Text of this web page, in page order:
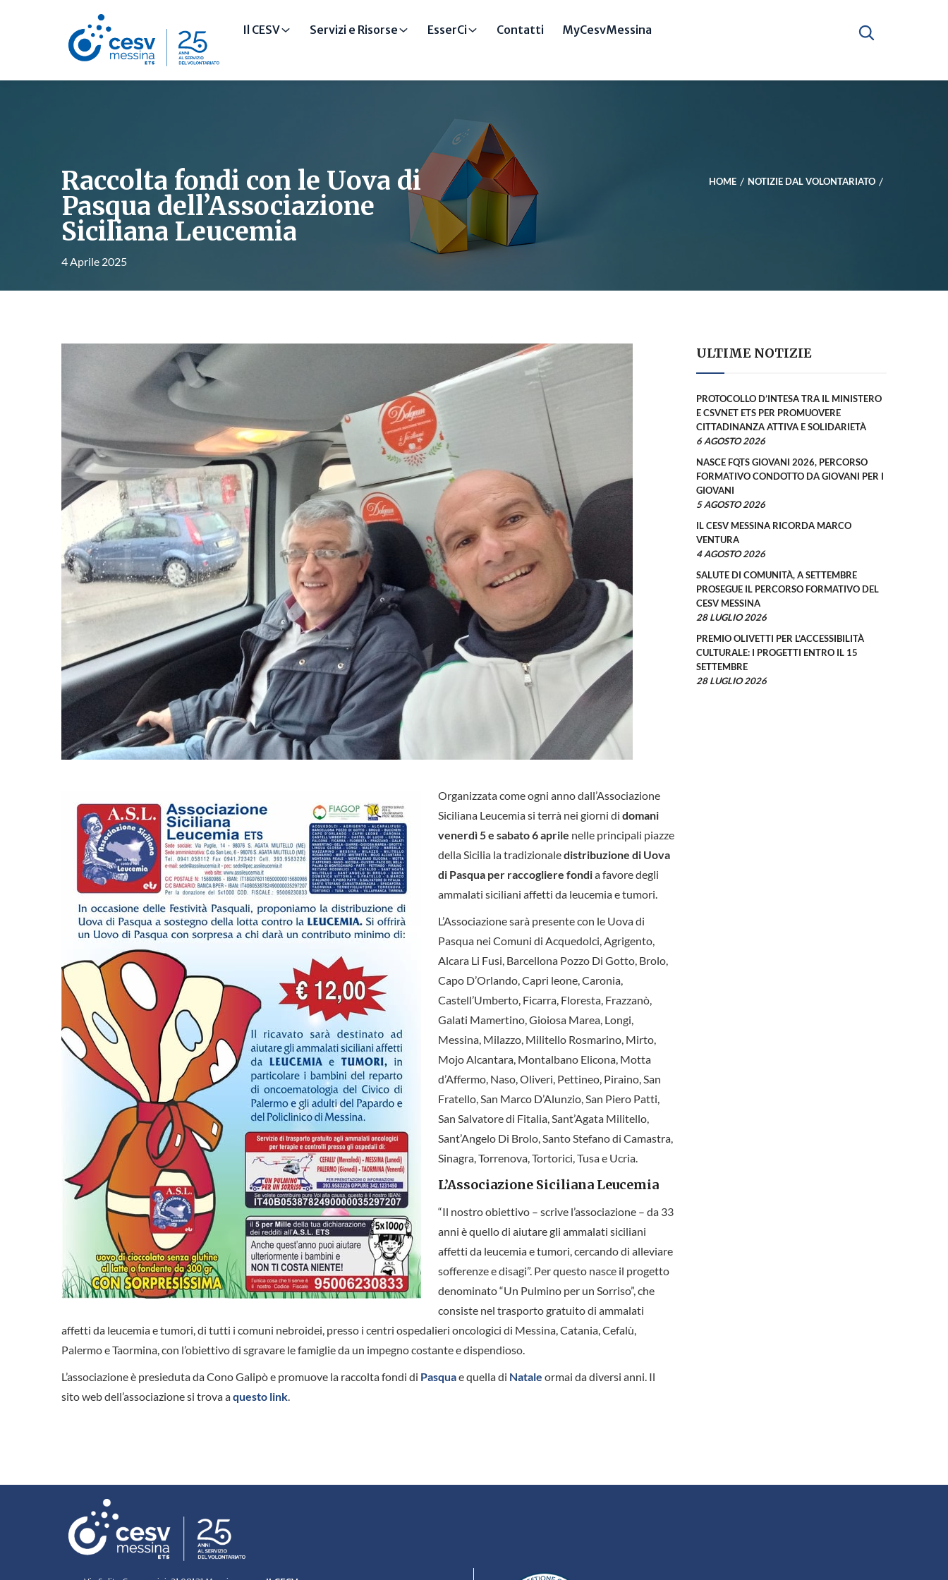
Il CESV Servizi e Risorse EsserCi Contatti MyCesvMessina
Raccolta fondi con le Uova di
Pasqua dell’Associazione
Siciliana Leucemia
4 Aprile 2025
HOME NOTIZIE DAL VOLONTARIATO
Organizzata come ogni anno dall’Associazione
Siciliana Leucemia si terrà nei giorni di domani
venerdì 5 e sabato 6 aprile nelle principali piazze
della Sicilia la tradizionaledistribuzione di Uova
di Pasqua per raccogliere fondia favore degli
ammalati siciliani affetti da leucemia e tumori.
L’Associazione sarà presente con le Uova di
Pasqua nei Comuni di Acquedolci, Agrigento,
Alcara Li Fusi, Barcellona Pozzo Di Gotto, Brolo,
Capo D’Orlando, Capri leone, Caronia,
Castell’Umberto, Ficarra, Floresta, Frazzanò,
Galati Mamertino, Gioiosa Marea, Longi,
Messina, Milazzo, Militello Rosmarino, Mirto,
Mojo Alcantara, Montalbano Elicona, Motta
d’Affermo, Naso, Oliveri, Pettineo, Piraino, San
Fratello, San Marco D’Alunzio, San Piero Patti,
San Salvatore di Fitalia, Sant’Agata Militello,
Sant’Angelo Di Brolo, Santo Stefano di Camastra,
Sinagra, Torrenova, Tortorici, Tusa e Ucria.
L’Associazione Siciliana Leucemia
“Il nostro obiettivo – scrive l’associazione – da 33
anni è quello di aiutare gli ammalati siciliani
affetti da leucemia e tumori, cercando di alleviare
sofferenze e disagi”. Per questo nasce il progetto
denominato “Un Pulmino per un Sorriso”, che
consiste nel trasporto gratuito di ammalati
affetti da leucemia e tumori, di tutti i comuni nebroidei, presso i centri ospedalieri oncologici di Messina, Catania, Cefalù,
Palermo e Taormina, con l’obiettivo di sgravare le famiglie da un impegno costante e dispendioso.
L’associazione è presieduta da Cono Galipò e promuove la raccolta fondi di Pasquae quella di Natale ormai da diversi anni. Il
sito web dell’associazione si trova aquesto link.
ULTIME NOTIZIE
PROTOCOLLO D’INTESA TRA IL MINISTERO
E CSVNET ETS PER PROMUOVERE
CITTADINANZA ATTIVA E SOLIDARIETÀ
6 AGOSTO 2026
NASCE FQTS GIOVANI 2026, PERCORSO
FORMATIVO CONDOTTO DA GIOVANI PER I
GIOVANI
5 AGOSTO 2026
IL CESV MESSINA RICORDA MARCO
VENTURA
4 AGOSTO 2026
SALUTE DI COMUNITÀ, A SETTEMBRE
PROSEGUE IL PERCORSO FORMATIVO DEL
CESV MESSINA
28 LUGLIO 2026
PREMIO OLIVETTI PER L’ACCESSIBILITÀ
CULTURALE: I PROGETTI ENTRO IL 15
SETTEMBRE
28 LUGLIO 2026